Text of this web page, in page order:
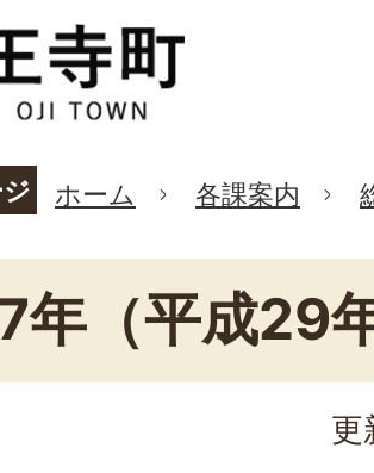
ホーム 各課案内
年（平成29
更